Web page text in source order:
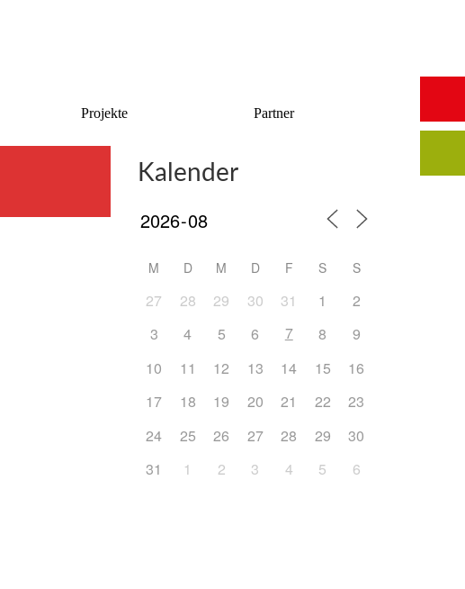
Projekte Partner
Kalender
M D M D F S S
27 28 29 30 31 1
2
3
4 5 6 7 8
9
10
11 12 13 14 15
16
17
18 19 20 21 22
23
24
25 26 27 28 29
30
31
1 2 3 4 5 6